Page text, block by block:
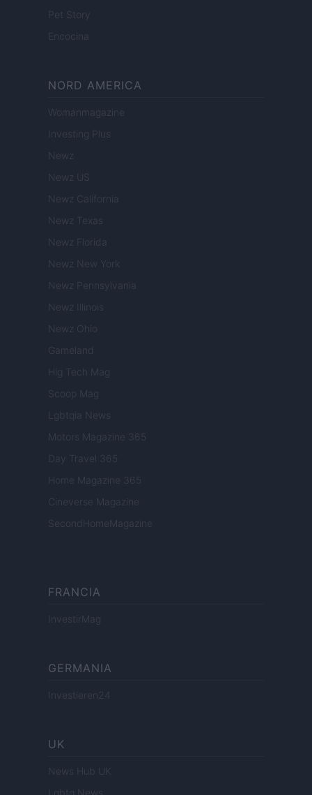
Pet Story
Encocina
NORD AMERICA
Womanmagazine
Investing Plus
Newz
Newz US
Newz California
Newz Texas
Newz Florida
Newz New York
Newz Pennsylvania
Newz Illinois
Newz Ohio
Gameland
Hig Tech Mag
Scoop Mag
Lgbtqia News
Motors Magazine 365
Day Travel 365
Home Magazine 365
Cineverse Magazine
SecondHomeMagazine
FRANCIA
InvestirMag
GERMANIA
Investieren24
UK
News Hub UK